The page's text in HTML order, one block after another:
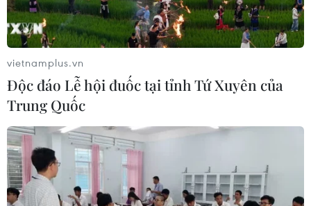
Giá dầu trên thị trường thế giới đi lên nhờ
nhân tố OPEC+
11/12/2019 02:06
Tổ chức Các nước xuất khẩu dầu mỏ (OPEC) và các đối
tác, trong đó có Nga, gọi là OPEC+ đã nhất trí cắt giảm
sản lượng dầu mỏ thêm 500.000 thùng/ngày từ mức
cắt giảm 1,2 triệu thùng/ngày hiện nay.
vietnamplus.vn
Độc đáo Lễ hội đuốc tại tỉnh Tứ Xuyên của
Trung Quốc